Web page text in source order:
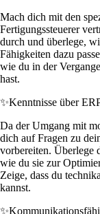
Mach dich mit den
Fertigungssteuerer
durch und überlege,
Fähigkeiten dazu
wie du in der
hast.
✨Kenntnisse über
Da der Umgang mit
dich auf Fragen zu
vorbereiten. Überlege
wie du sie zur
Zeige, dass du
kannst.
✨